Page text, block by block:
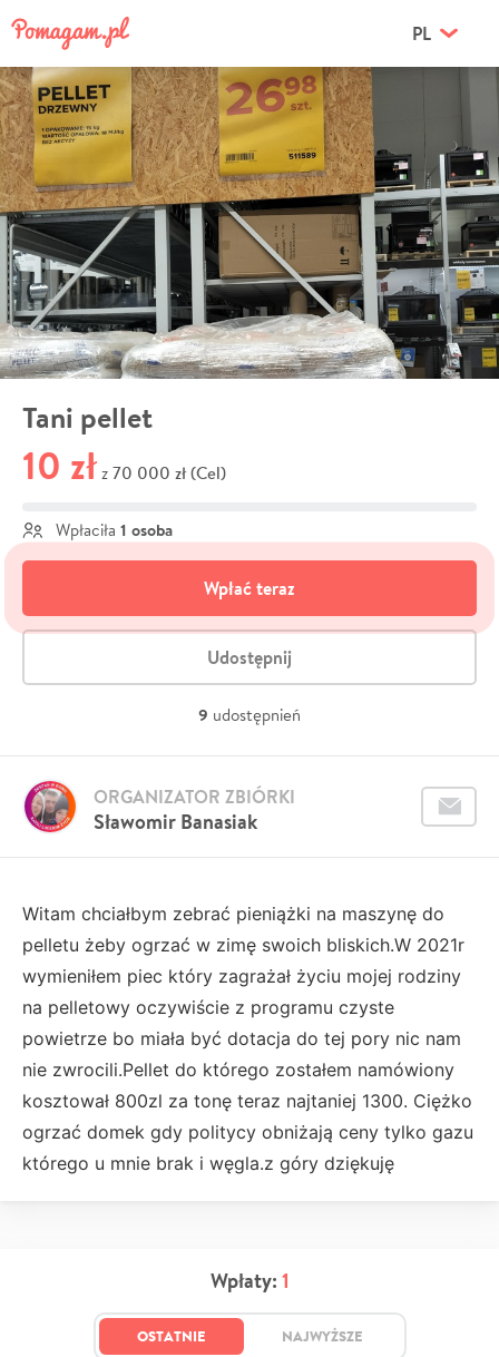
PL
Tani pellet
10 zł z 70 000 zł (Cel)
Wpłaciła 1 osoba
Wpłać teraz
Udostępnij
9 udostępnień
Sławomir Banasiak
ORGANIZATOR ZBIÓRKI
Witam chciałbym zebrać pieniążki na maszynę do
pelletu żeby ogrzać w zimę swoich bliskich.W 2021r
wymieniłem piec który zagrażał życiu mojej rodziny
na pelletowy oczywiście z programu czyste
powietrze bo miała być dotacja do tej pory nic nam
nie zwrocili.Pellet do którego zostałem namówiony
kosztował 800zl za tonę teraz najtaniej 1300. Ciężko
ogrzać domek gdy politycy obniżają ceny tylko gazu
którego u mnie brak i węgla.z góry dziękuję
Wpłaty: 1
OSTATNIE NAJWYŻSZE